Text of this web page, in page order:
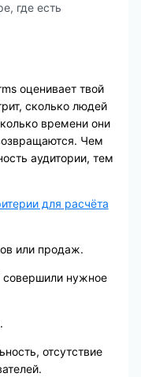
где есть
оценивает твой
сколько людей
времени они
Чем
аудитории, тем
для расчёта
или продаж.
нужное
отсутствие